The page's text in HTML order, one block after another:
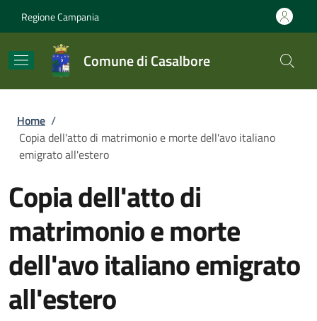
Regione Campania
Comune di Casalbore
Briciole di pane
Home /
Copia dell'atto di matrimonio e morte dell'avo italiano
emigrato all'estero
Copia dell'atto di
matrimonio e morte
dell'avo italiano emigrato
all'estero